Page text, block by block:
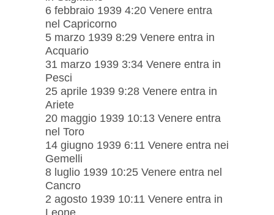
6 febbraio 1939 4:20 Venere entra
nel Capricorno
5 marzo 1939 8:29 Venere entra in
Acquario
31 marzo 1939 3:34 Venere entra in
Pesci
25 aprile 1939 9:28 Venere entra in
Ariete
20 maggio 1939 10:13 Venere entra
nel Toro
14 giugno 1939 6:11 Venere entra nei
Gemelli
8 luglio 1939 10:25 Venere entra nel
Cancro
2 agosto 1939 10:11 Venere entra in
Leone